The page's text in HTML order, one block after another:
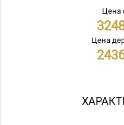
Цена
Цена